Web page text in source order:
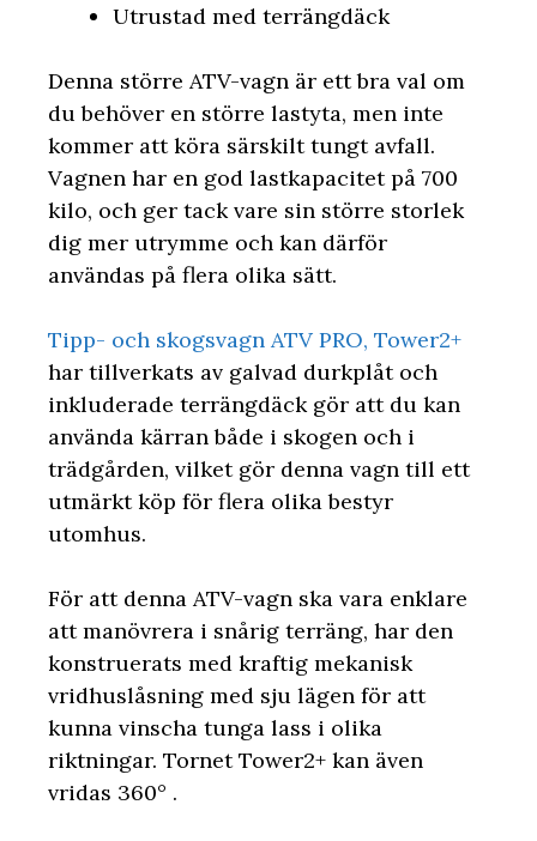
Utrustad med terrängdäck
Denna större ATV-vagn är ett bra val om
du behöver en större lastyta, men inte
kommer att köra särskilt tungt avfall.
Vagnen har en god lastkapacitet på 700
kilo, och ger tack vare sin större storlek
dig mer utrymme och kan därför
användas på flera olika sätt.
Tipp- och skogsvagn ATV PRO, Tower2+
har tillverkats av galvad durkplåt och
inkluderade terrängdäck gör att du kan
använda kärran både i skogen och i
trädgården, vilket gör denna vagn till ett
utmärkt köp för flera olika bestyr
utomhus.
För att denna ATV-vagn ska vara enklare
att manövrera i snårig terräng, har den
konstruerats med kraftig mekanisk
vridhuslåsning med sju lägen för att
kunna vinscha tunga lass i olika
riktningar. Tornet Tower2+ kan även
vridas 360° .